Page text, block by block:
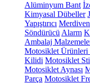
Alüminyum Bant
Kimyasal Dübeller
Yapıştırıcı
Söndürücü Alarm
Ambalaj
Motosiklet Ürünleri
Kilidi Motosiklet
Motosiklet Aynası
Parça Motosiklet